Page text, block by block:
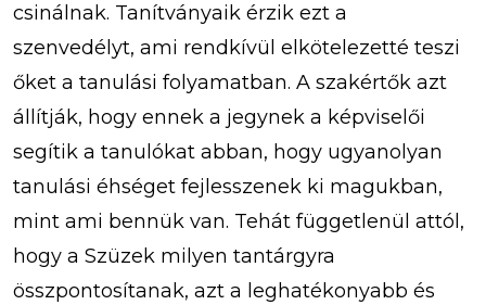
csinálnak. Tanítványaik érzik ezt a
szenvedélyt, ami rendkívül elkötelezetté teszi
őket a tanulási folyamatban. A szakértők azt
állítják, hogy ennek a jegynek a képviselői
segítik a tanulókat abban, hogy ugyanolyan
tanulási éhséget fejlesszenek ki magukban,
mint ami bennük van. Tehát függetlenül attól,
hogy a Szüzek milyen tantárgyra
összpontosítanak, azt a leghatékonyabb és